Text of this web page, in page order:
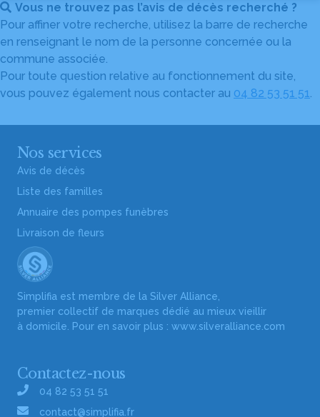
Vous ne trouvez pas l’avis de décès recherché ?
Pour affiner votre recherche, utilisez la barre de recherche
en renseignant le nom de la personne concernée ou la
commune associée.
Pour toute question relative au fonctionnement du site,
vous pouvez également nous contacter au 04 82 53 51 51.
Nos services
Avis de décès
Liste des familles
Annuaire des pompes funèbres
Livraison de fleurs
Simplifia est membre de la Silver Alliance,
premier collectif de marques dédié au mieux vieillir
à domicile. Pour en savoir plus : www.silveralliance.com
Contactez-nous
04 82 53 51 51
contact@simplifia.fr